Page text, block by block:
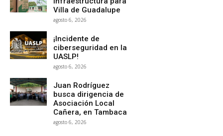
Villa de Guadalupe
agosto 6, 2026
¡Incidente de
ciberseguridad en la
UASLP!
agosto 6, 2026
Juan Rodríguez
busca dirigencia de
Asociación Local
Cañera, en Tambaca
agosto 6, 2026